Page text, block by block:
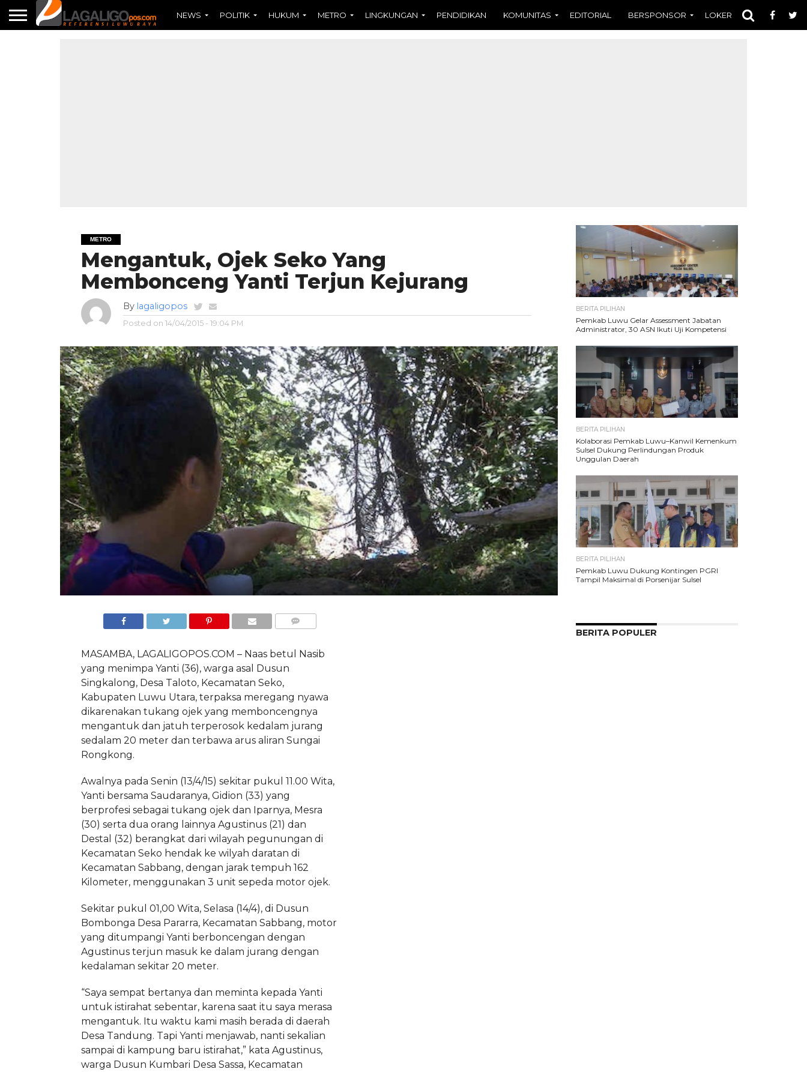
NEWS POLITIK HUKUM METRO LINGKUNGAN PENDIDIKAN KOMUNITAS EDITORIAL BERSPONSOR LOKER OPINI
METRO
Mengantuk, Ojek Seko Yang
Membonceng Yanti Terjun Kejurang
By lagaligopos
Posted on 14/04/2015 - 19:04 PM
MASAMBA, LAGALIGOPOS.COM – Naas betul Nasib
yang menimpa Yanti (36), warga asal Dusun
Singkalong, Desa Taloto, Kecamatan Seko,
Kabupaten Luwu Utara, terpaksa meregang nyawa
dikarenakan tukang ojek yang memboncengnya
mengantuk dan jatuh terperosok kedalam jurang
sedalam 20 meter dan terbawa arus aliran Sungai
Rongkong.
Awalnya pada Senin (13/4/15) sekitar pukul 11.00 Wita,
Yanti bersama Saudaranya, Gidion (33) yang
berprofesi sebagai tukang ojek dan Iparnya, Mesra
(30) serta dua orang lainnya Agustinus (21) dan
Destal (32) berangkat dari wilayah pegunungan di
Kecamatan Seko hendak ke wilyah daratan di
Kecamatan Sabbang, dengan jarak tempuh 162
Kilometer, menggunakan 3 unit sepeda motor ojek.
Sekitar pukul 01,00 Wita, Selasa (14/4), di Dusun
Bombonga Desa Pararra, Kecamatan Sabbang, motor
yang ditumpangi Yanti berboncengan dengan
Agustinus terjun masuk ke dalam jurang dengan
kedalaman sekitar 20 meter.
“Saya sempat bertanya dan meminta kepada Yanti
untuk istirahat sebentar, karena saat itu saya merasa
mengantuk. Itu waktu kami masih berada di daerah
Desa Tandung. Tapi Yanti menjawab, nanti sekalian
sampai di kampung baru istirahat,” kata Agustinus,
warga Dusun Kumbari Desa Sassa, Kecamatan
BERITA PILIHAN
Pemkab Luwu Gelar Assessment Jabatan
Administrator, 30 ASN Ikuti Uji Kompetensi
BERITA PILIHAN
Kolaborasi Pemkab Luwu–Kanwil Kemenkum
Sulsel Dukung Perlindungan Produk
Unggulan Daerah
BERITA PILIHAN
Pemkab Luwu Dukung Kontingen PGRI
Tampil Maksimal di Porsenijar Sulsel
BERITA POPULER